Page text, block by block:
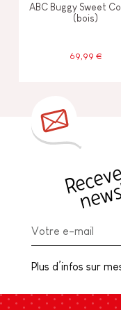
ABC Buggy Sweet
(bois)
69,99 €
Plus d’infos sur